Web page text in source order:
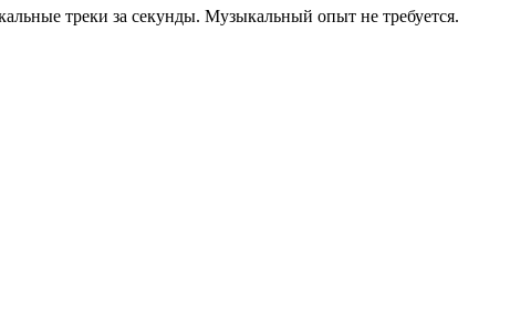
треки за секунды. Музыкальный опыт не требуется.